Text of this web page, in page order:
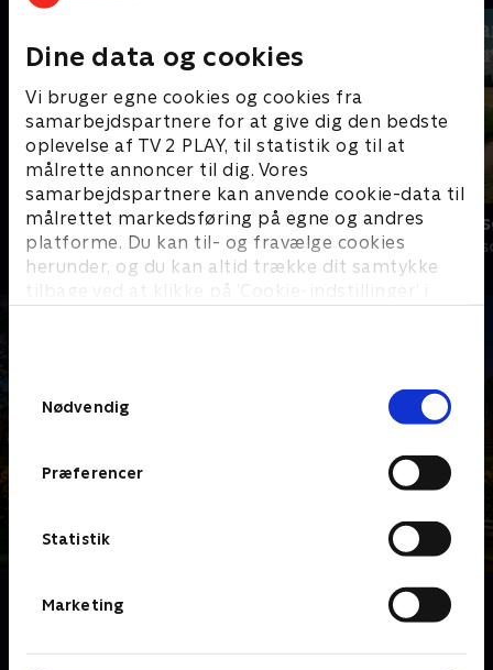
Dine data og cookies
Vi bruger egne cookies og cookies fra
samarbejdspartnere for at give dig den bedste
oplevelse af TV 2 PLAY, til statistik og til at
målrette annoncer til dig. Vores
samarbejdspartnere kan anvende cookie-data til
målrettet markedsføring på egne og andres
platforme. Du kan til- og fravælge cookies
herunder, og du kan altid trække dit samtykke
tilbage ved at klikke på ’Cookie-indstillinger’ i
Nødvendig
Præferencer
Statistik
Marketing
Forræder
Reality • 4 sæsoner
Landmand
Reality • 13
Om Forræder UK
Claudia Winkleman byder velkommen til 'Forræder'-